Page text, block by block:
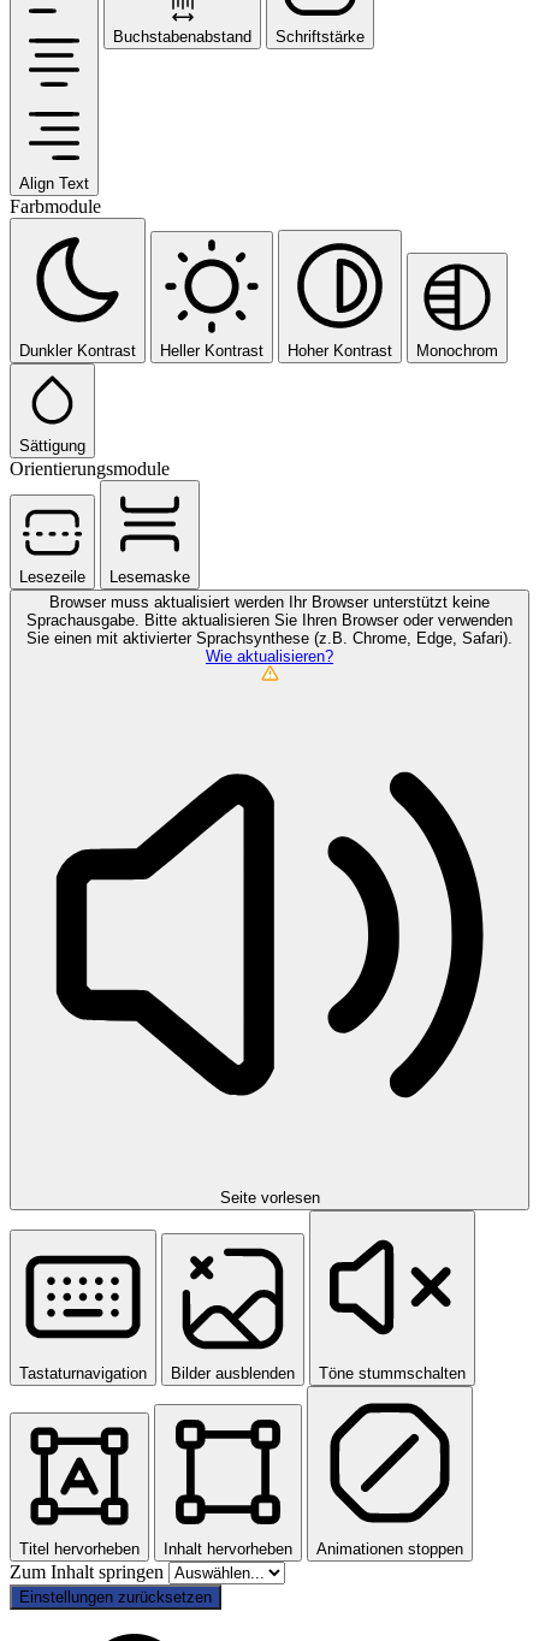
Align Text
Buchstabenabstand Schriftstärke
Farbmodule
Dunkler Kontrast Heller Kontrast Hoher Kontrast Monochrom
Sättigung
Orientierungsmodule
Lesezeile
Lesemaske
Browser muss aktualisiert werden
Ihr Browser unterstützt keine
Sprachausgabe. Bitte aktualisieren Sie Ihren Browser oder verwenden
Sie einen mit aktivierter Sprachsynthese (z.B. Chrome, Edge, Safari).
Wie aktualisieren?
Seite vorlesen
Tastaturnavigation Bilder ausblenden Töne stummschalten
Titel hervorheben Inhalt hervorheben Animationen stoppen
Zum Inhalt springen
Einstellungen zurücksetzen